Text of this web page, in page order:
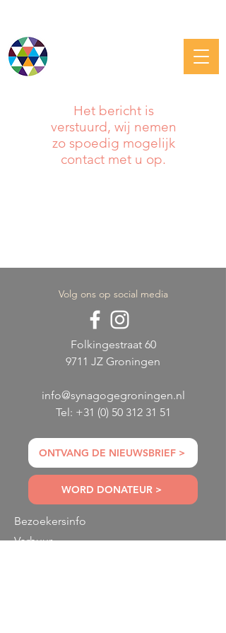
Het bericht is
verstuurd, wij nemen
zo spoedig mogelijk
contact met u op.
Volg ons op social media
Folkingestraat 60
9711 JZ Groningen
info@synagogegroningen.nl
Tel: +31 (0) 50 312 31 51
ONTVANG DE NIEUWSBRIEF >
WORD DONATEUR >
Bezoekersinfo
Verhuur